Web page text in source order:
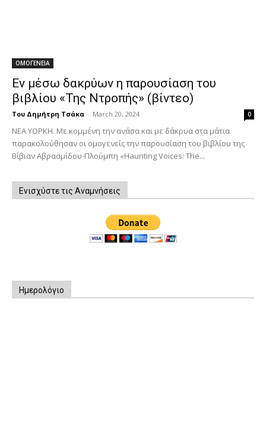
ΟΜΟΓΕΝΕΙΑ
Εν μέσω δακρύων η παρουσίαση του
βιβλίου «Της Ντροπής» (βίντεο)
Του Δημήτρη Τσάκα - March 20, 2024 0
ΝΕΑ ΥΟΡΚΗ. Με κομμένη την ανάσα και με δάκρυα στα μάτια
παρακολούθησαν οι ομογενείς την παρουσίαση του βιβλίου της
Βίβιαν Αβρααμίδου-Πλούμπη «Haunting Voices: The...
Ενισχύστε τις Αναμνήσεις
Ημερολόγιο